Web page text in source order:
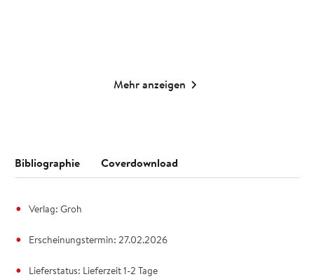
Mehr anzeigen
Bibliographie Coverdownload
Verlag: Groh
Erscheinungstermin: 27.02.2026
Lieferstatus: Lieferzeit 1-2 Tage